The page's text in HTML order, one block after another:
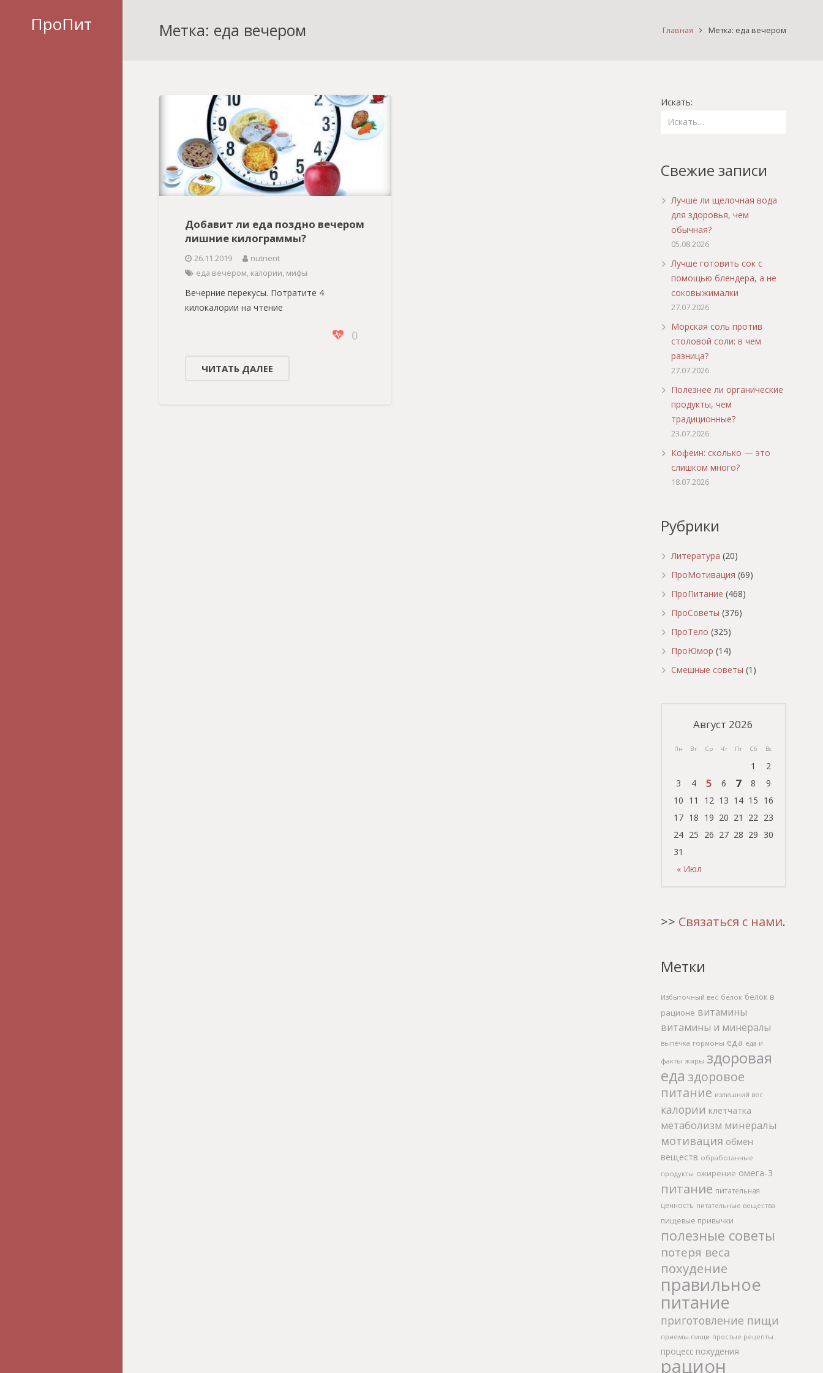
ПроПит Метка: еда вечером Главная Метка: еда вечером
Добавит ли еда поздно вечером
лишние килограммы?
26.11.2019
nutrient
еда вечером, калории, мифы
Вечерние перекусы. Потратите 4
килокалории на чтение
0
ЧИТАТЬ ДАЛЕЕ
Искать:
Свежие записи
Лучше ли щелочная вода
для здоровья, чем
обычная?
05.08.2026
Лучше готовить сок с
помощью блендера, а не
соковыжималки
27.07.2026
Морская соль против
столовой соли: в чем
разница?
27.07.2026
Полезнее ли органические
продукты, чем
традиционные?
23.07.2026
Кофеин: сколько — это
слишком много?
18.07.2026
Рубрики
Литература (20)
ПроМотивация (69)
ПроПитание (468)
ПроСоветы (376)
ПроТело (325)
ПроЮмор (14)
Смешные советы (1)
Август 2026
Пн Вт Ср Чт Пт Сб Вс
« Июл
1
2
3
4 5 6 7 8
9
10 11 12 13 14 15 16
17 18 19 20 21 22 23
24 25 26 27 28 29 30
31
>> Связаться с нами.
Метки
Избыточный вес белок белок в
рационе витамины
витамины и минералы
выпечка гормоны еда еда и
факты жиры здоровая
еда здоровое
питание излишний вес
калории клетчатка
метаболизм минералы
мотивация обмен
веществ обработанные
продукты ожирение омега-3
питание питательная
ценность питательные вещества
пищевые привычки
полезные советы
потеря веса
похудение
правильное
питание
приготовление пищи
приемы пищи простые рецепты
процесс похудения
рацион